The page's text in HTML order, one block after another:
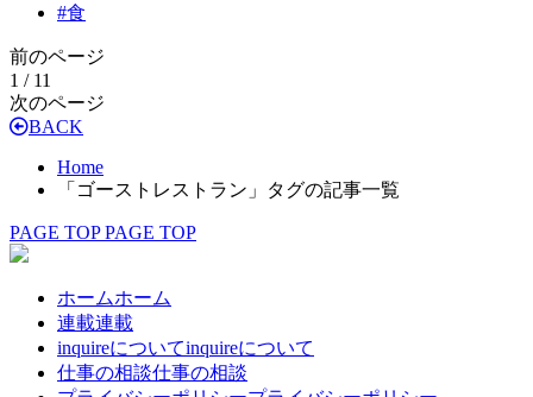
#食
前のページ
1 / 11
次のページ
BACK
Home
「ゴーストレストラン」タグの記事一覧
PAGE TOP PAGE TOP
ホームホーム
連載連載
inquireについてinquireについて
仕事の相談仕事の相談